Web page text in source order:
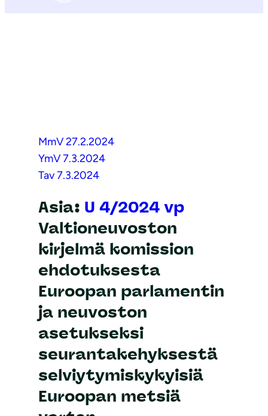
MmV 27.2.2024
YmV 7.3.2024
Tav 7.3.2024
Asia: U 4/2024 vp
Valtioneuvoston
kirjelmä komission
ehdotuksesta
Euroopan parlamentin
ja neuvoston
asetukseksi
seurantakehyksestä
selviytymiskykyisiä
Euroopan metsiä